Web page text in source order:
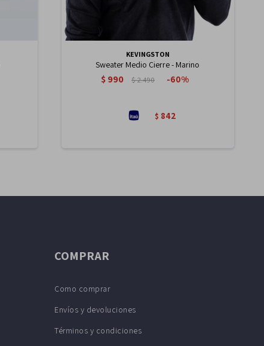
KEVINGSTON
Sweater Medio Cierre - Marino
$990 $2.490 60
$ 842
COMPRAR
Como comprar
Envíos y devoluciones
Términos y condiciones